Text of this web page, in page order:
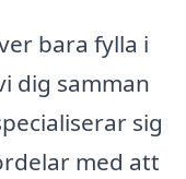
bara fylla i
dig samman
sig
med att